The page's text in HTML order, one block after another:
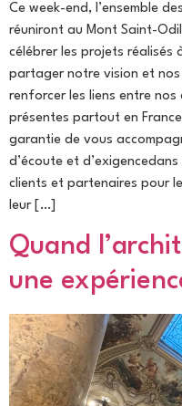
Ce week-end, l’ensemble
réuniront au Mont Saint-
célébrer les projets réalisés
partager notre vision et
renforcer les liens entre nos
présentes partout en
garantie de vous
d’écoute et
clients et partenaires pour
leur […]
Quand
une